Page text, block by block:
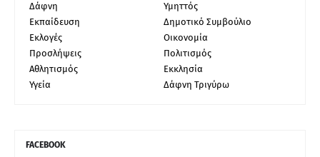
Δάφνη
Υμηττός
Εκπαίδευση
Δημοτικό Συμβούλιο
Εκλογές
Οικονομία
Προσλήψεις
Πολιτισμός
Αθλητισμός
Εκκλησία
Υγεία
Δάφνη Τριγύρω
FACEBOOK